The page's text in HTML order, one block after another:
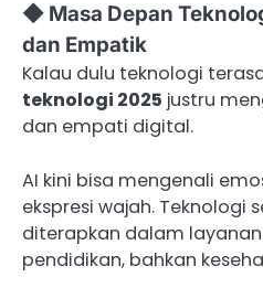
◆ Masa Depan
dan Empatik
Kalau dulu teknologi
teknologi 2025 justru
dan empati digital.
AI kini bisa mengenali
ekspresi wajah. Teknologi
diterapkan dalam
pendidikan, bahkan